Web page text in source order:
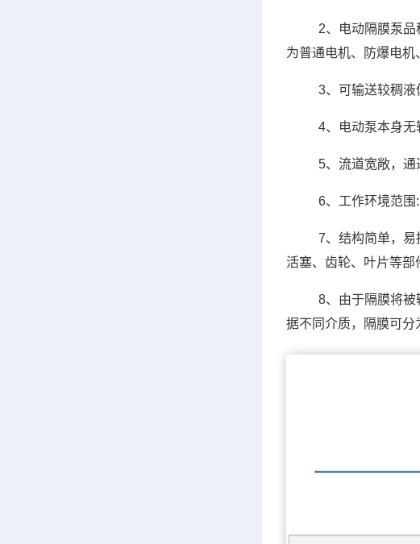
2、电动隔膜泵
为普通电机、防爆电
3、可输送较稠
4、电动泵本身无
5、流道宽敞，
6、工作环境范
7、结构简单，易
活塞、齿轮、叶片等
8、由于隔膜将
据不同介质，隔膜可分